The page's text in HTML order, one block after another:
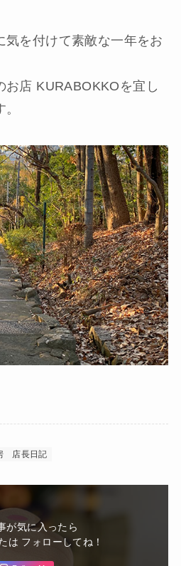
気を付けて素敵な一年をお
お店 KURABOKKOを宜し
店長日記
が気に入ったら
は フォローしてね！